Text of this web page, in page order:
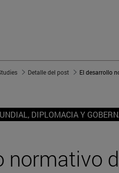
Detalle del post
DIPLOMACIA Y
normativo